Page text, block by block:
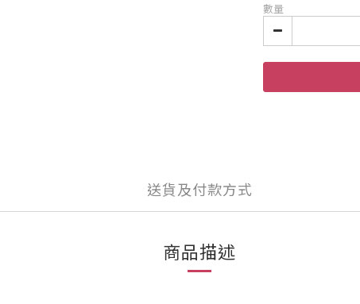
數量
送貨及付款方式
商品描述